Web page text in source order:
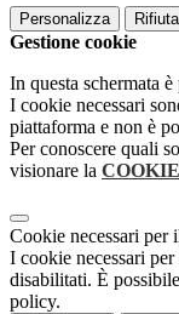
Personalizza
Gestione cookie
In questa schermata
I cookie necessari
piattaforma e non è
Per conoscere quali
visionare la
Cookie necessari per
I cookie necessari
disabilitati. È
policy.